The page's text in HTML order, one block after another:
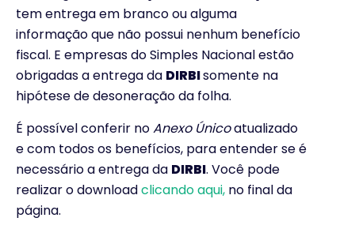
tem entrega em branco ou alguma
informação que não possui nenhum benefício
fiscal. E empresas do Simples Nacional estão
obrigadas a entrega da DIRBIsomente na
hipótese de desoneração da folha.
É possível conferir noAnexo Únicoatualizado
e com todos os benefícios, para entender se é
necessário a entrega da DIRBI. Você pode
realizar o downloadclicando aqui, no final da
página.